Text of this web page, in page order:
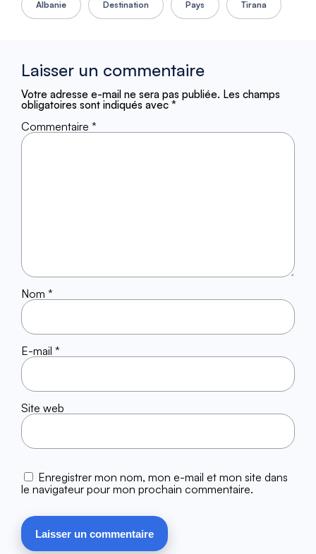
Albanie Destination Pays Tirana
Laisser un commentaire
Votre adresse e-mail ne sera pas publiée. Les champs
obligatoires sont indiqués avec *
Commentaire *
Nom *
E-mail *
Site web
Enregistrer mon nom, mon e-mail et mon site dans
le navigateur pour mon prochain commentaire.